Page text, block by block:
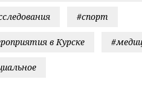
#спорт
в Курске